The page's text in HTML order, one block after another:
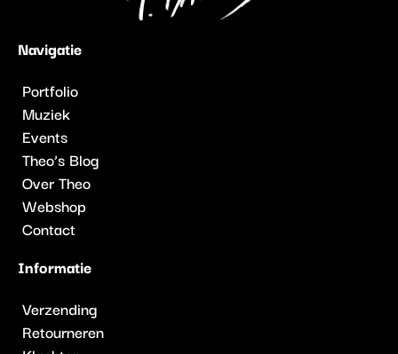
Navigatie
Portfolio
Muziek
Events
Theo’s Blog
Over Theo
Webshop
Contact
Informatie
Verzending
Retourneren